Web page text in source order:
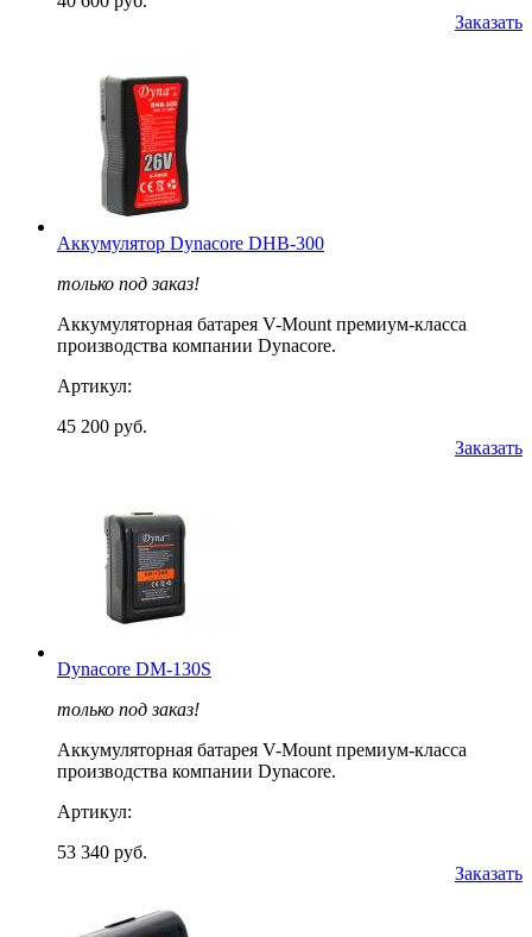
Заказать
Аккумулятор Dynacore DHB-300
только под заказ!
Аккумуляторная батарея V-Mount премиум-класса
производства компании Dynacore.
Артикул:
45 200 руб.
Заказать
Dynacore DM-130S
только под заказ!
Аккумуляторная батарея V-Mount премиум-класса
производства компании Dynacore.
Артикул:
53 340 руб.
Заказать